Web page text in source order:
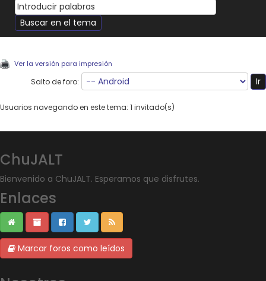
Ver la versión para impresión
Salto de foro:
Usuarios navegando en este tema: 1 invitado(s)
ChuJALT
Bienvenido a ChuJALT. Esperamos que disfrutes.
Enlaces
Marcar foros como leídos